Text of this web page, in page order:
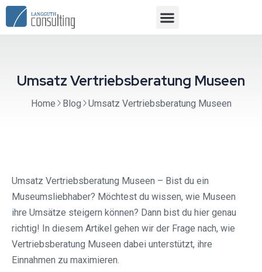
Umsatz Vertriebsberatung Museen
Home Blog Umsatz Vertriebsberatung Museen
Umsatz Vertriebsberatung Museen – Bist du ein
Museumsliebhaber? Möchtest du wissen, wie Museen
ihre Umsätze steigern können? Dann bist du hier genau
richtig! In diesem Artikel gehen wir der Frage nach, wie
Vertriebsberatung Museen dabei unterstützt, ihre
Einnahmen zu maximieren.